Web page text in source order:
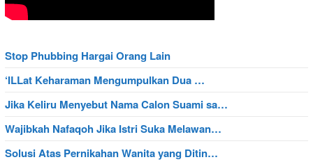
Stop Phubbing Hargai Orang Lain
‘ILLat Keharaman Mengumpulkan Dua …
Jika Keliru Menyebut Nama Calon Suami sa…
Wajibkah Nafaqoh Jika Istri Suka Melawan…
Solusi Atas Pernikahan Wanita yang Ditin…